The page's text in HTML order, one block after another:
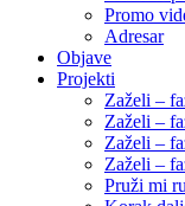
Promo
Adresar
Objave
Projekti
Zaželi –
Zaželi –
Zaželi –
Zaželi –
Pruži mi